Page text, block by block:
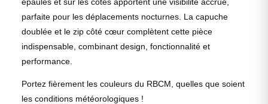
parfaite pour les déplacements nocturnes. La capuche
doublée et le zip côté cœur complètent cette pièce
indispensable, combinant design, fonctionnalité et
performance.
Portez fièrement les couleurs du RBCM, quelles que soient
les conditions météorologiques !